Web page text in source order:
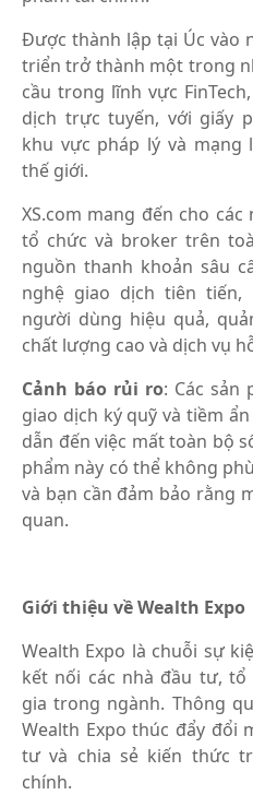
Được thành lập tại Úc vào
triển trở thành một trong
cầu trong lĩnh vực
dịch trực tuyến, với giấy
khu vực pháp lý và
thế giới.
XS.com mang đến cho
tổ chức và broker trên
nguồn thanh khoản sâu
nghệ giao dịch tiên
người dùng hiệu quả,
chất lượng cao và dịch vụ
Cảnh báo rủi ro: Các sản
giao dịch ký quỹ và tiềm
dẫn đến việc mất toàn bộ
phẩm này có thể không
và bạn cần đảm bảo rằng
quan.
Giới thiệu về Wealth Expo
Wealth Expo là chuỗi sự
kết nối các nhà đầu tư, tổ
gia trong ngành. Thông
Wealth Expo thúc đẩy đổi
tư và chia sẻ kiến thức
chính.